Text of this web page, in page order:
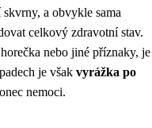
a obvykle sama
celkový zdravotní stav.
nebo jiné příznaky, je
je však vyrážka po
nemoci.